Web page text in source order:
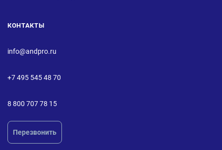
КОНТАКТЫ
info@andpro.ru
+7 495 545 48 70
8 800 707 78 15
Перезвонить